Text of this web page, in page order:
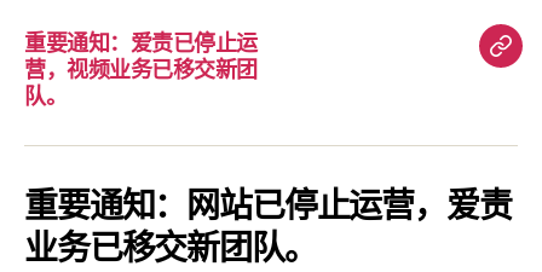
重要通知：爱责已停止运
营，视频业务已移交新团
队。
重
知：
爱
责
重要通知：网站已停止运营，爱责
业务已移交新团队。